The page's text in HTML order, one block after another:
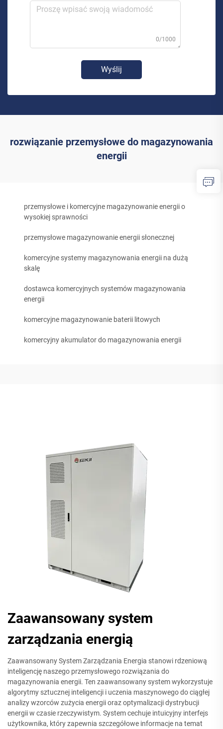
0/1000
Wyślij
rozwiązanie przemysłowe do magazynowania
energii
przemysłowe i komercyjne magazynowanie energii o
wysokiej sprawności
przemysłowe magazynowanie energii słonecznej
komercyjne systemy magazynowania energii na dużą
skalę
dostawca komercyjnych systemów magazynowania
energii
komercyjne magazynowanie baterii litowych
komercyjny akumulator do magazynowania energii
Zaawansowany system
zarządzania energią
Zaawansowany System Zarządzania Energia stanowi rdzeniową
inteligencję naszego przemysłowego rozwiązania do
magazynowania energii. Ten zaawansowany system wykorzystuje
algorytmy sztucznej inteligencji i uczenia maszynowego do ciągłej
analizy wzorców zużycia energii oraz optymalizacji dystrybucji
energii w czasie rzeczywistym. System cechuje intuicyjny interfejs
użytkownika, który zapewnia szczegółowe informacje na temat